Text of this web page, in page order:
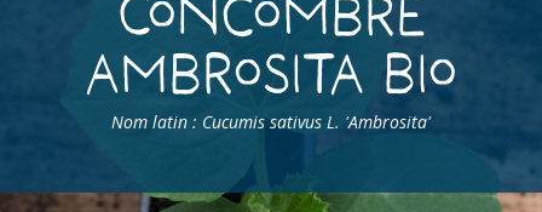
Ambrosita Bio
Nom latin : Cucumis sativus L. 'Ambrosita'